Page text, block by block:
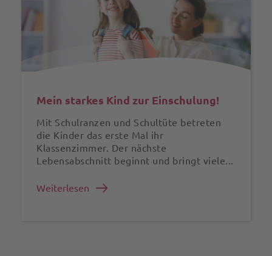
Mein starkes Kind zur Einschulung!
Mit Schulranzen und Schultüte betreten
die Kinder das erste Mal ihr
Klassenzimmer. Der nächste
Lebensabschnitt beginnt und bringt viele...
Weiterlesen